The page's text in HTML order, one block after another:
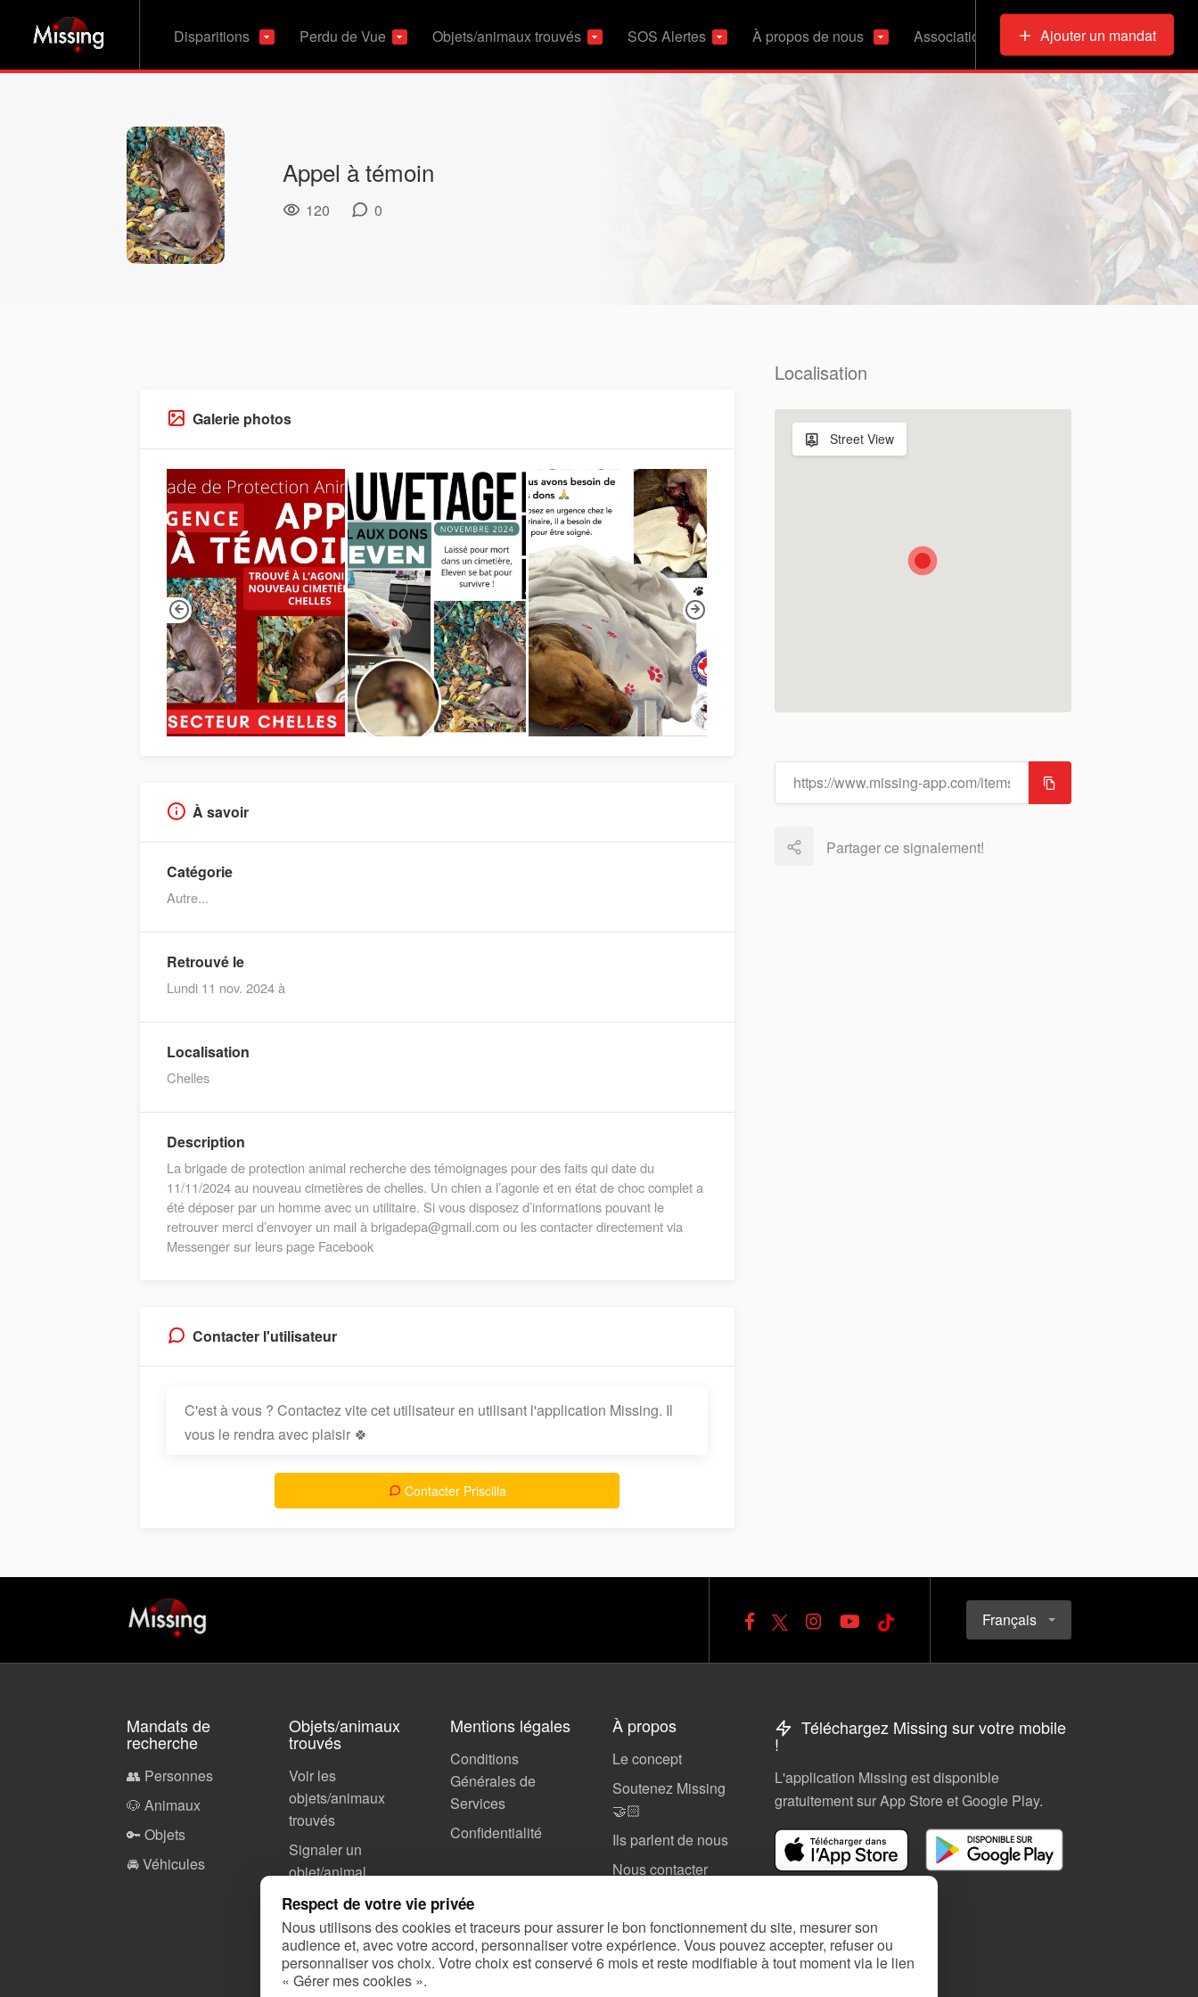
Disparitions Perdu de Vue Objets/animaux trouvés SOS Alertes À propos de nous Associations & RefugesAjouter un mandat
Appel à témoin
120 0
Galerie photos
À savoir
Catégorie
Autre...
Retrouvé le
Lundi 11 nov. 2024 à
Localisation
Chelles
Description
La brigade de protection animal recherche des témoignages pour des faits qui date du
11/11/2024 au nouveau cimetières de chelles. Un chien a l’agonie et en état de choc complet a
été déposer par un homme avec un utilitaire. Si vous disposez d’informations pouvant le
retrouver merci d’envoyer un mail à brigadepa@gmail.com ou les contacter directement via
Messenger sur leurs page Facebook
Contacter l'utilisateur
C'est à vous ? Contactez vite cet utilisateur en utilisant l'application Missing. Il
vous le rendra avec plaisir 🍀
Contacter Priscilla
Localisation
Street View
Partager ce signalement!
Français
Mandats de
recherche
👥 Personnes
🐶 Animaux
🔑 Objets
🚘 Véhicules
Objets/animaux
trouvés
Voir les
objets/animaux
trouvés
Signaler un
objet/animal
Perdu de vue
Perdu de vue
Mentions légales
Conditions
Générales de
Services
Confidentialité
À propos
Le concept
Soutenez Missing
🤝🏻
Ils parlent de nous
Nous contacter
Téléchargez Missing sur votre mobile
!
L'application Missing est disponible
gratuitement sur App Store et Google Play.
Respect de votre vie privée
Nous utilisons des cookies et traceurs pour assurer le bon fonctionnement du site, mesurer son
audience et, avec votre accord, personnaliser votre expérience. Vous pouvez accepter, refuser ou
personnaliser vos choix. Votre choix est conservé 6 mois et reste modifiable à tout moment via le lien
« Gérer mes cookies ».